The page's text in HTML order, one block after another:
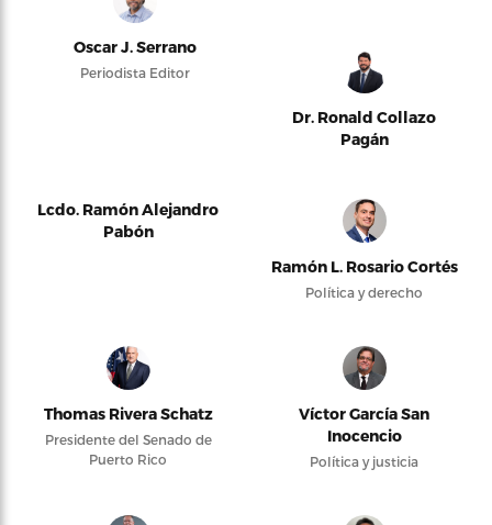
Oscar J. Serrano
Periodista Editor
Dr. Ronald Collazo
Pagán
Lcdo. Ramón Alejandro
Pabón
Ramón L. Rosario Cortés
Política y derecho
Thomas Rivera Schatz
Presidente del Senado de
Puerto Rico
Víctor García San
Inocencio
Política y justicia